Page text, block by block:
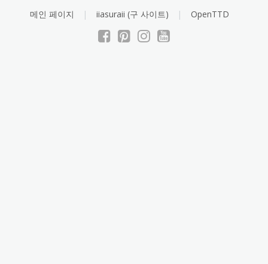
메인 페이지 iiasuraii (구 사이트) OpenTTD